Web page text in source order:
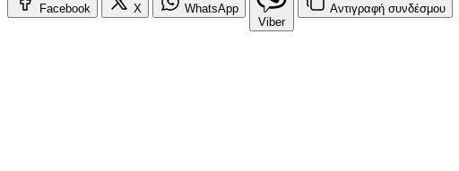
Facebook X
WhatsApp
Viber
Αντιγραφή συνδέσμου